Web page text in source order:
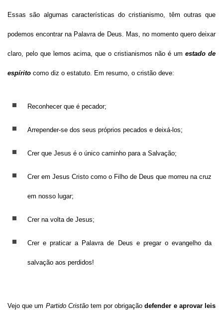
Essas são algumas características do cristianismo, têm outras que
podemos encontrar na Palavra de Deus. Mas, no momento quero deixar
claro, pelo que lemos acima, que o cristianismos não é um estado de
espírito como diz o estatuto. Em resumo, o cristão deve:
Reconhecer que é pecador;
Arrepender-se dos seus próprios pecados e deixá-los;
Crer que Jesus é o único caminho para a Salvação;
Crer em Jesus Cristo como o Filho de Deus que morreu na cruz
em nosso lugar;
Crer na volta de Jesus;
Crer e praticar a Palavra de Deus e pregar o evangelho da
salvação aos perdidos!
Vejo que um Partido Cristãotem por obrigaçãodefender e aprovar leis